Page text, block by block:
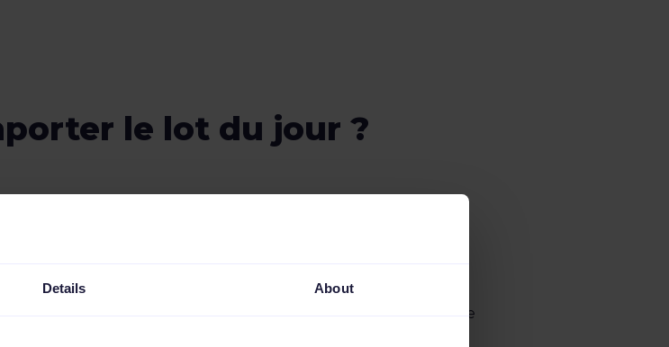
Details About
le lot du jour ?
Terminer par remplir le